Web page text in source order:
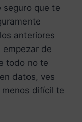
seguro que te
anteriores
empezar de
todo no te
datos, ves
difícil te